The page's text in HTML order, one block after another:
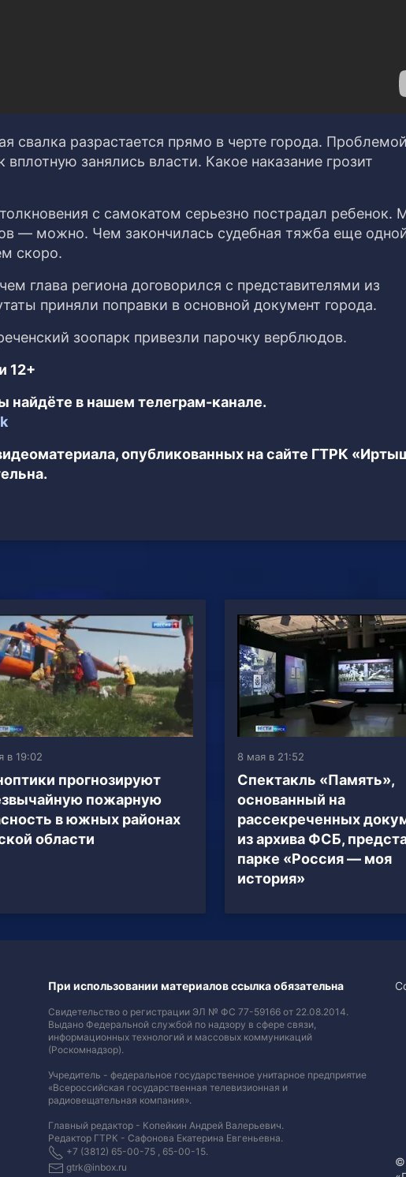
свалка разрастается прямо в черте города. Проблемой
занялись власти. Какое наказание грозит
с самокатом серьезно пострадал ребенок.
— можно. Чем закончилась судебная тяжба еще
скоро.
глава региона договорился с представителями из
приняли поправки в основной документ города.
зоопарк привезли парочку верблюдов.
12+
в нашем телеграм-канале.
опубликованных на сайте ГТРК
в 19:02
прогнозируют
пожарную
в южных районах
области
8 мая в 21:52
Спектакль «Память»,
основанный на
рассекреченных
из архива ФСБ,
парке «Россия — моя
история»
При использовании материалов ссылка обязательна
Свидетельство о регистрации ЭЛ № ФС 77-59166 от 22.08.2014.
Выдано Федеральной службой по надзору в сфере связи,
информационных технологий и массовых коммуникаций
(Роскомнадзор).
Учредитель - федеральное государственное унитарное предприятие
«Всероссийская государственная телевизионная и
радиовещательная компания».
Главный редактор - Копейкин Андрей Валерьевич.
Редактор ГТРК - Сафонова Екатерина Евгеньевна.
+7 (3812) 65-00-75 , 65-00-15.
gtrk@inbox.ru
©